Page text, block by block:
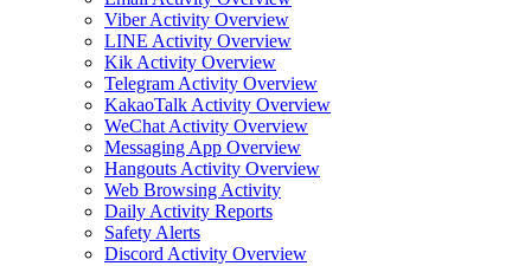
Viber Activity Overview
LINE Activity Overview
Kik Activity Overview
Telegram Activity Overview
KakaoTalk Activity Overview
WeChat Activity Overview
Messaging App Overview
Hangouts Activity Overview
Web Browsing Activity
Daily Activity Reports
Safety Alerts
Discord Activity Overview